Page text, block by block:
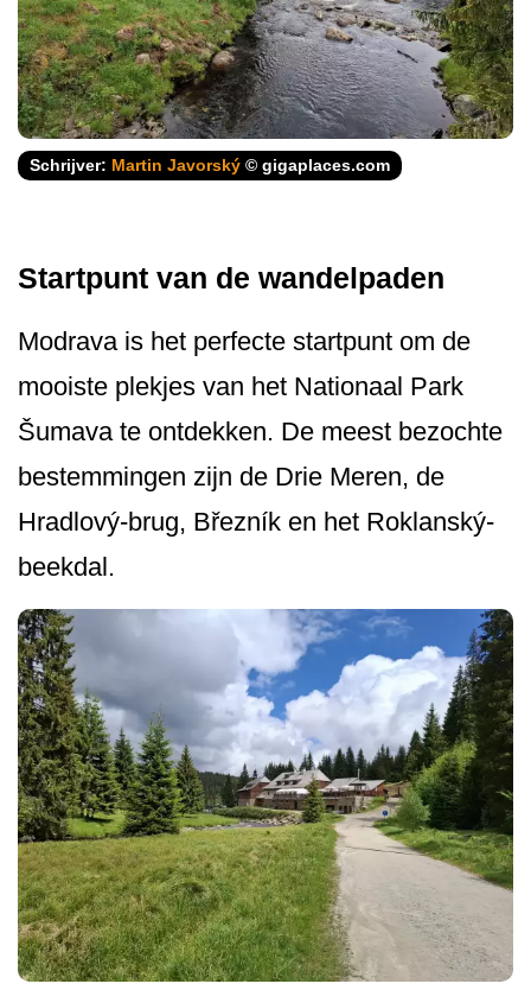
Schrijver: Martin Javorský © gigaplaces.com
Startpunt van de wandelpaden
Modrava is het perfecte startpunt om de
mooiste plekjes van het Nationaal Park
Šumava te ontdekken. De meest bezochte
bestemmingen zijn de Drie Meren, de
Hradlový-brug, Březník en het Roklanský-
beekdal.